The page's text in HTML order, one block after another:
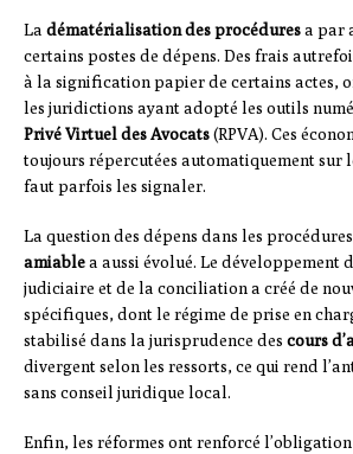
La dématérialisation des procéduresa par
certains postes de dépens. Des frais
à la signification papier de certains actes,
les juridictions ayant adopté les outils
Privé Virtuel des Avocats(RPVA). Ces
toujours répercutées automatiquement sur
faut parfois les signaler.
La question des dépens dans les
amiablea aussi évolué. Le développement
judiciaire et de la conciliation a créé de
spécifiques, dont le régime de prise en
stabilisé dans la jurisprudence des cours
divergent selon les ressorts, ce qui rend
sans conseil juridique local.
Enfin, les réformes ont renforcé